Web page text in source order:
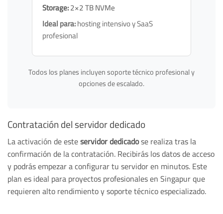
Storage:2×2 TB NVMe
Ideal para:hosting intensivo y SaaS
profesional
Todos los planes incluyen soporte técnico profesional y
opciones de escalado.
Contratación del servidor dedicado
La activación de esteservidor dedicadose realiza tras la
confirmación de la contratación. Recibirás los datos de acceso
y podrás empezar a configurar tu servidor en minutos. Este
plan es ideal para proyectos profesionales en Singapur que
requieren alto rendimiento y soporte técnico especializado.